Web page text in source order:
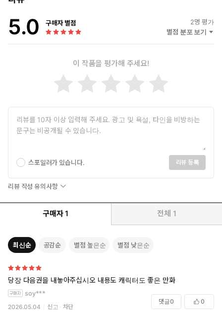
5.0 구매자 별점 2명 평가
별점 분포 보기
이 작품을 평가해 주세요!
스포일러가 있습니다. 리뷰 등록
리뷰 작성 유의사항
구매자 1 전체 1
최신순 공감순 별점 높은순 별점 낮은순
당장 다음권을 내놓아주십시오 내용도 캐릭터도 좋은 만화
soy***
2026.05.04 신고 차단
댓글0 0